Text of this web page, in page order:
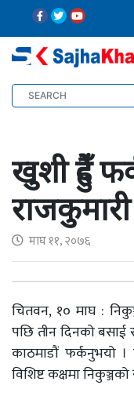
खुशी हुँदै
राजकुमारी
माघ ११, २०७६
चितवन, १० माघ :
पछि तीन दिनको
काठमाडौं फर्कनुभयो
विशिष्ट कक्षमा निकुञ्जको